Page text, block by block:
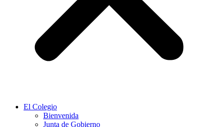
El Colegio
Bienvenida
Junta de Gobierno